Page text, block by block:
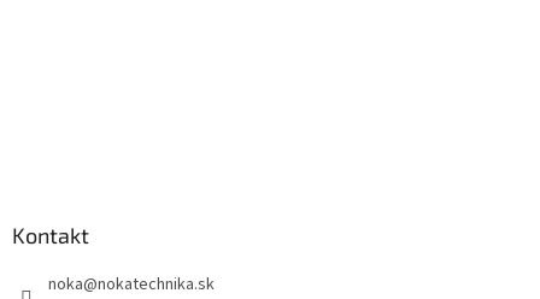
Kontakt
noka@nokatechnika.sk